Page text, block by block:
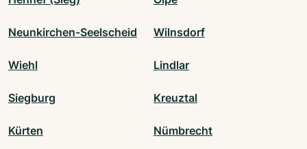
Neunkirchen-Seelscheid Wilnsdorf
Wiehl Lindlar
Siegburg Kreuztal
Kürten Nümbrecht